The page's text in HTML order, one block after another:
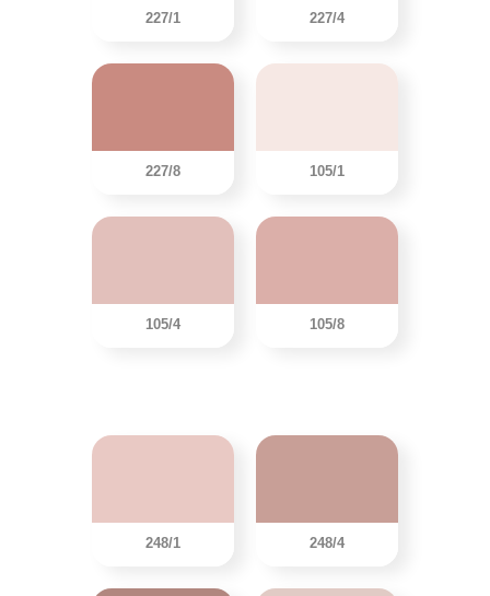
227/1 227/4
227/8 105/1
105/4 105/8
248/1 248/4